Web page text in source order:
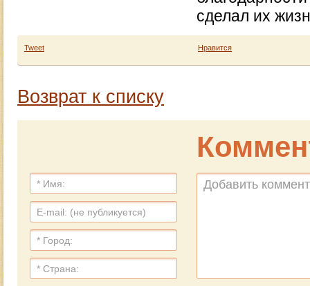
сделал их
Tweet Нравится
Возврат к списку